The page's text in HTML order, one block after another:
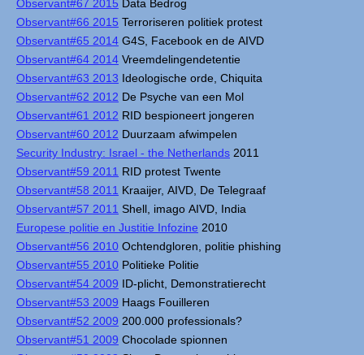
Observant#67 2015 Data Bedrog
Observant#66 2015 Terroriseren politiek protest
Observant#65 2014 G4S, Facebook en de AIVD
Observant#64 2014 Vreemdelingendetentie
Observant#63 2013 Ideologische orde, Chiquita
Observant#62 2012 De Psyche van een Mol
Observant#61 2012 RID bespioneert jongeren
Observant#60 2012 Duurzaam afwimpelen
Security Industry: Israel - the Netherlands 2011
Observant#59 2011 RID protest Twente
Observant#58 2011 Kraaijer, AIVD, De Telegraaf
Observant#57 2011 Shell, imago AIVD, India
Europese politie en Justitie Infozine 2010
Observant#56 2010 Ochtendgloren, politie phishing
Observant#55 2010 Politieke Politie
Observant#54 2009 ID-plicht, Demonstratierecht
Observant#53 2009 Haags Fouilleren
Observant#52 2009 200.000 professionals?
Observant#51 2009 Chocolade spionnen